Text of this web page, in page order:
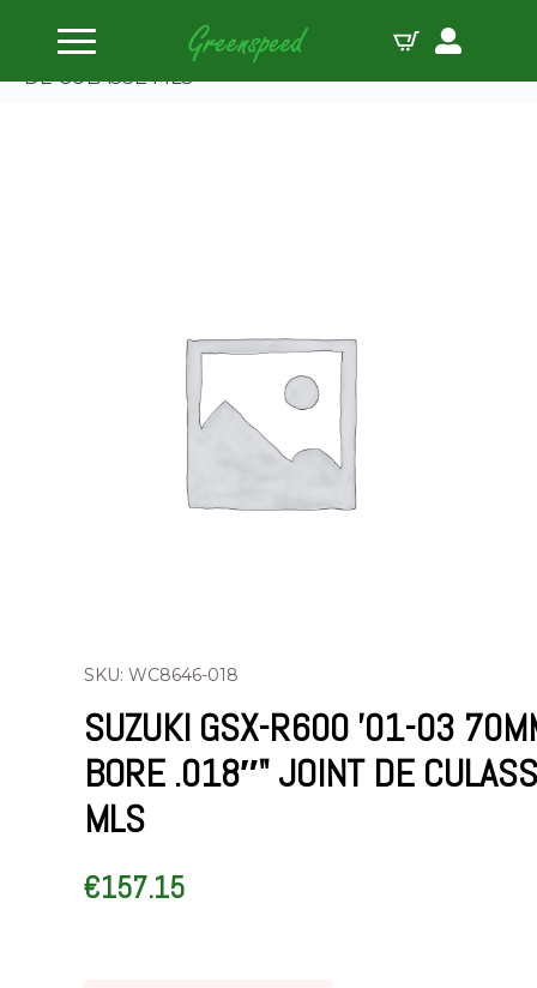
Accueil
Joints individuels
Suzuki GSX-R600 '01-03 70mm BORE .018″" JOINT
DE CULASSE MLS
SKU: WC8646-018
SUZUKI GSX-R600 '01-03
BORE .018″" JOINT DE
MLS
€157.15